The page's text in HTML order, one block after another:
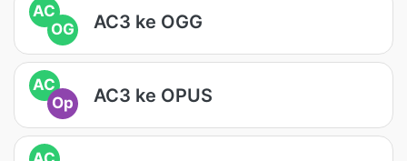
AC
OG
AC3 ke OGG
AC
Op
AC3 ke OPUS